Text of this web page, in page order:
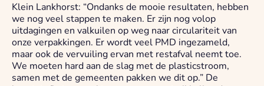
Klein Lankhorst: “Ondanks de mooie resultaten, hebben
we nog veel stappen te maken. Er zijn nog volop
uitdagingen en valkuilen op weg naar circulariteit van
onze verpakkingen. Er wordt veel PMD ingezameld,
maar ook de vervuiling ervan met restafval neemt toe.
We moeten hard aan de slag met de plasticstroom,
samen met de gemeenten pakken we dit op.” De